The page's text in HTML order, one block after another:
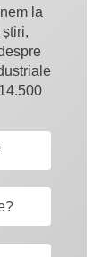
la